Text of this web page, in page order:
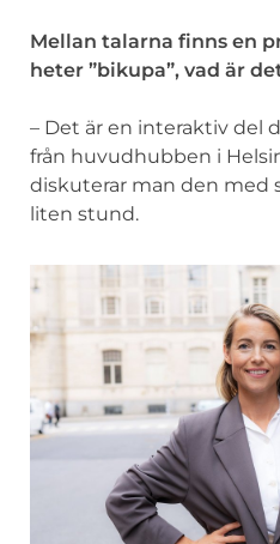
Mellan talarna finns en
heter ”bikupa”, vad är
– Det är en interaktiv del
från huvudhubben i
diskuterar man den med
liten stund.